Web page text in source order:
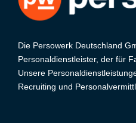
Die Persowerk Deutschland
Personaldienstleister, der für
Unsere
Recruiting und